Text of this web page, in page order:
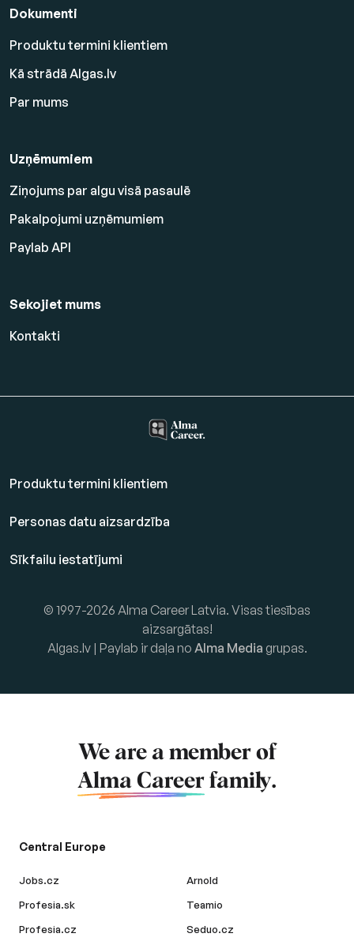
Dokumenti
Produktu termini klientiem
Kā strādā Algas.lv
Par mums
Uzņēmumiem
Ziņojums par algu visā pasaulē
Pakalpojumi uzņēmumiem
Paylab API
Sekojiet mums
Kontakti
Produktu termini klientiem
Personas datu aizsardzība
Sīkfailu iestatījumi
© 1997-2026 Alma Career Latvia. Visas tiesības
aizsargātas!
Algas.lv | Paylab ir daļa no Alma Media grupas.
We are a member of
Alma Career family.
Central Europe
Jobs.cz
Profesia.sk
Profesia.cz
Arnold
Teamio
Seduo.cz